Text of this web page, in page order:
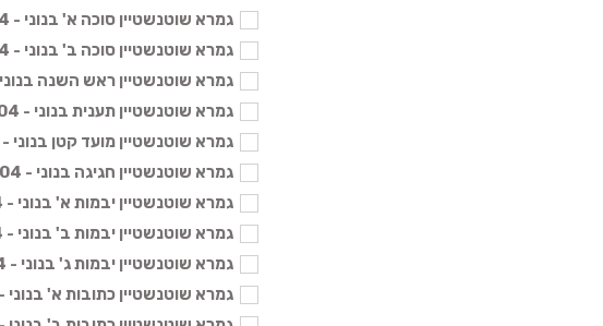
גמרא שוטנשטיין סוכה א' בנוני - 104 ₪
גמרא שוטנשטיין סוכה ב' בנוני - 104 ₪
גמרא שוטנשטיין ראש השנה בנוני -
גמרא שוטנשטיין תענית בנוני - 104 ₪
גמרא שוטנשטיין מועד קטן בנוני - 104 ₪
גמרא שוטנשטיין חגיגה בנוני - 104 ₪
גמרא שוטנשטיין יבמות א' בנוני - 104 ₪
גמרא שוטנשטיין יבמות ב' בנוני - 104 ₪
גמרא שוטנשטיין יבמות ג' בנוני - 104 ₪
גמרא שוטנשטיין כתובות א' בנוני - 104 ₪